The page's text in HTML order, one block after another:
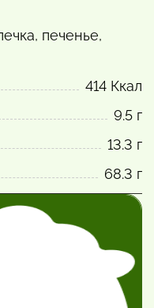
печенье,
414 Ккал
9.5 г
13.3 г
68.3 г